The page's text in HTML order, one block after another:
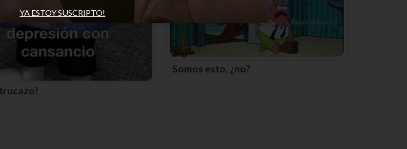
trucazo!
Somos esto, ¿no?
YA ESTOY SUSCRIPTO!